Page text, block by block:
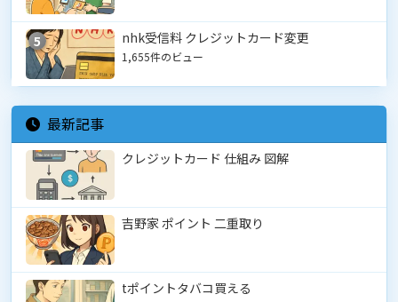
5 nhk受信料 クレジットカード変更
1,655件のビュー
最新記事
クレジットカード 仕組み 図解
吉野家 ポイント 二重取り
tポイントタバコ買える